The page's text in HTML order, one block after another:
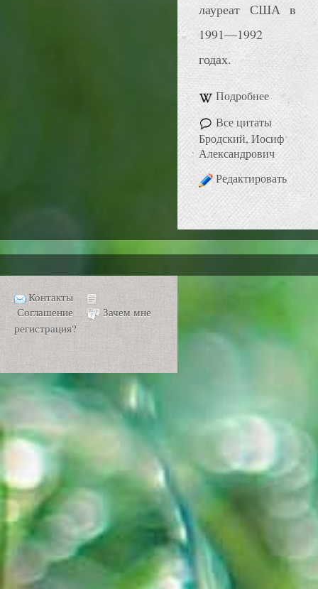
лауреат США в
1991—1992
годах.
Подробнее
Все цитаты
Бродский, Иосиф
Александрович
Редактировать
Контакты
Соглашение
Зачем мне
регистрация?